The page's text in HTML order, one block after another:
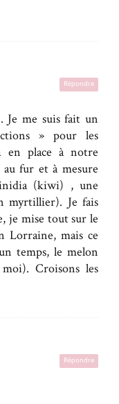
Répondre
Je me suis fait un
» pour les
en place à notre
au fur et à mesure
(kiwi) , une
myrtillier). Je fais
je mise tout sur le
Lorraine, mais ce
temps, le melon
Croisons les
Répondre